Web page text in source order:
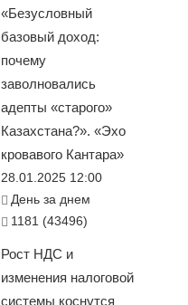
«Безусловный
базовый доход:
почему
заволновались
адепты «старого»
Казахстана?». «Эхо
кровавого Кантара»
28.01.2025 12:00
День за днем
1181 (43496)
Рост НДС и
изменения налоговой
системы коснутся